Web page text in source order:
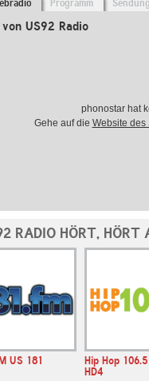
Programm
US92 Radio
phonostar hat
Gehe auf die Website des
RADIO HÖRT, HÖRT
US 181
Hip Hop
HD4